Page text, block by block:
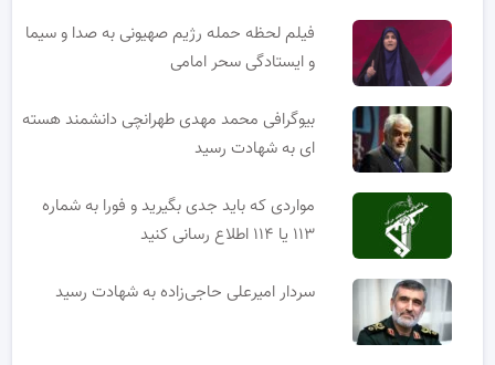
فیلم لحظه حمله رژیم صهیونی به صدا و سیما
و ایستادگی سحر امامی
بیوگرافی محمد مهدی طهرانچی دانشمند هسته
ای به شهادت رسید
مواردی که باید جدی بگیرید و فورا به شماره
۱۱۳ یا ۱۱۴ اطلاع رسانی کنید
سردار امیرعلی حاجی‌زاده به شهادت رسید